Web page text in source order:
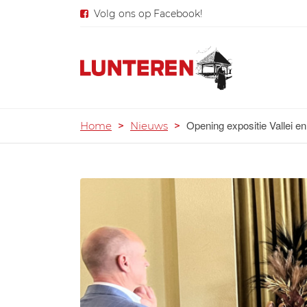
Volg ons op Facebook!
Home > Nieuws > Opening expositie Vallei